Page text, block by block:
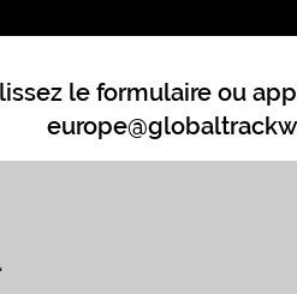
le formulaire ou